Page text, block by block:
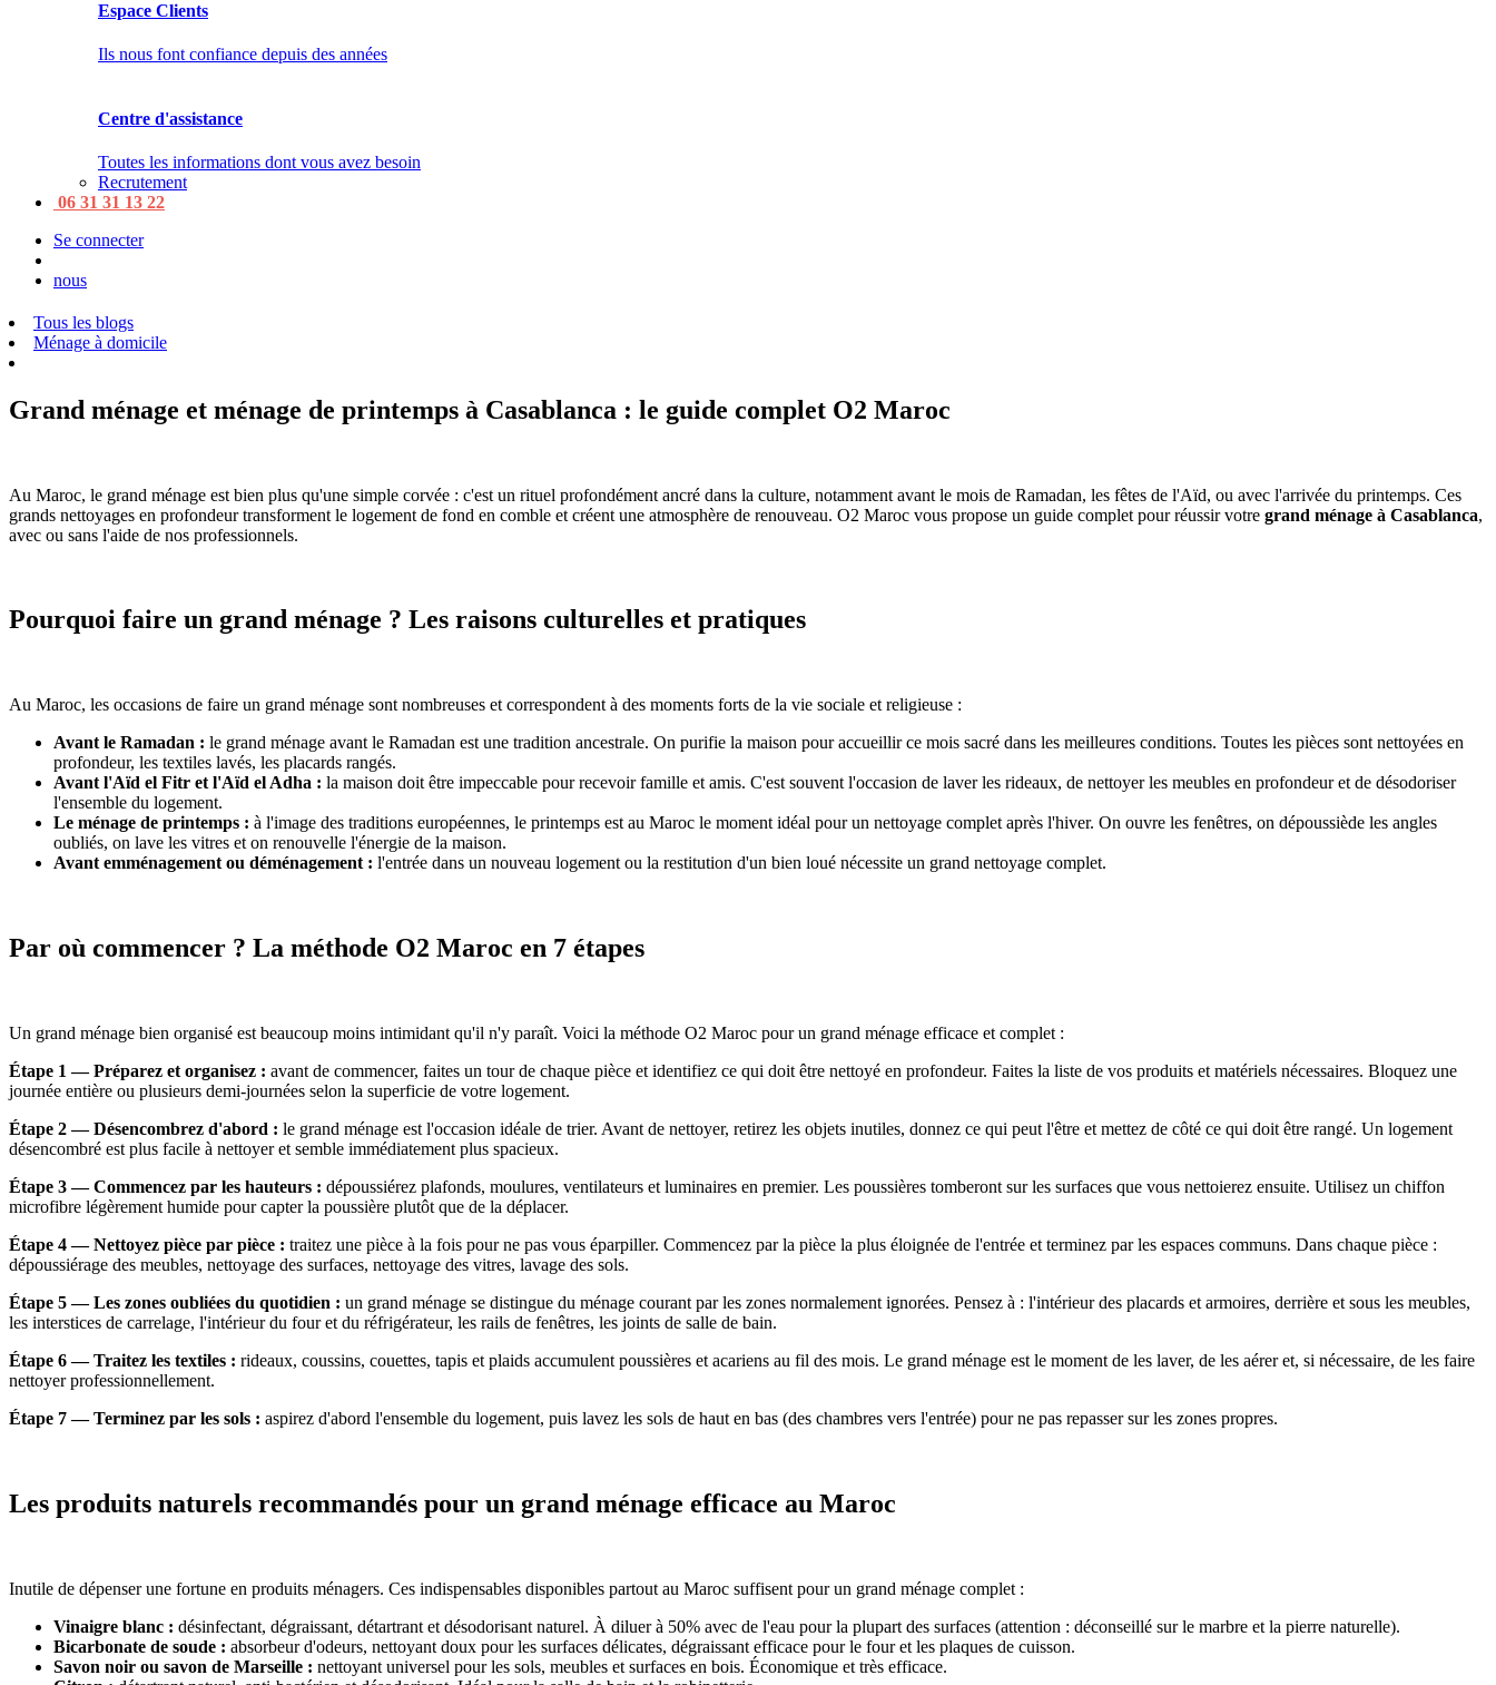
Espace Clients
Ils nous font confiance depuis des années
Centre d'assistance
Toutes les informations dont vous avez besoin
Recrutement
06 31 31 13 22
Se connecter
nous
Tous les blogs
Ménage à domicile
Grand ménage et ménage de printemps à Casablanca : le guide complet O2 Maroc
Au Maroc, le grand ménage est bien plus qu'une simple corvée : c'est un rituel profondément ancré dans la culture, notamment avant le mois de Ramadan, les fêtes de l'Aïd, ou avec l'arrivée du printemps. Ces
grands nettoyages en profondeur transforment le logement de fond en comble et créent une atmosphère de renouveau. O2 Maroc vous propose un guide complet pour réussir votre grand ménage à Casablanca,
avec ou sans l'aide de nos professionnels.
Pourquoi faire un grand ménage ? Les raisons culturelles et pratiques
Au Maroc, les occasions de faire un grand ménage sont nombreuses et correspondent à des moments forts de la vie sociale et religieuse :
Avant le Ramadan : le grand ménage avant le Ramadan est une tradition ancestrale. On purifie la maison pour accueillir ce mois sacré dans les meilleures conditions. Toutes les pièces sont nettoyées en
profondeur, les textiles lavés, les placards rangés.
Avant l'Aïd el Fitr et l'Aïd el Adha : la maison doit être impeccable pour recevoir famille et amis. C'est souvent l'occasion de laver les rideaux, de nettoyer les meubles en profondeur et de désodoriser
l'ensemble du logement.
Le ménage de printemps : à l'image des traditions européennes, le printemps est au Maroc le moment idéal pour un nettoyage complet après l'hiver. On ouvre les fenêtres, on dépoussiède les angles
oubliés, on lave les vitres et on renouvelle l'énergie de la maison.
Avant emménagement ou déménagement : l'entrée dans un nouveau logement ou la restitution d'un bien loué nécessite un grand nettoyage complet.
Par où commencer ? La méthode O2 Maroc en 7 étapes
Un grand ménage bien organisé est beaucoup moins intimidant qu'il n'y paraît. Voici la méthode O2 Maroc pour un grand ménage efficace et complet :
Étape 1 — Préparez et organisez : avant de commencer, faites un tour de chaque pièce et identifiez ce qui doit être nettoyé en profondeur. Faites la liste de vos produits et matériels nécessaires. Bloquez une
journée entière ou plusieurs demi-journées selon la superficie de votre logement.
Étape 2 — Désencombrez d'abord : le grand ménage est l'occasion idéale de trier. Avant de nettoyer, retirez les objets inutiles, donnez ce qui peut l'être et mettez de côté ce qui doit être rangé. Un logement
désencombré est plus facile à nettoyer et semble immédiatement plus spacieux.
Étape 3 — Commencez par les hauteurs : dépoussiérez plafonds, moulures, ventilateurs et luminaires en premier. Les poussières tomberont sur les surfaces que vous nettoierez ensuite. Utilisez un chiffon
microfibre légèrement humide pour capter la poussière plutôt que de la déplacer.
Étape 4 — Nettoyez pièce par pièce : traitez une pièce à la fois pour ne pas vous éparpiller. Commencez par la pièce la plus éloignée de l'entrée et terminez par les espaces communs. Dans chaque pièce :
dépoussiérage des meubles, nettoyage des surfaces, nettoyage des vitres, lavage des sols.
Étape 5 — Les zones oubliées du quotidien : un grand ménage se distingue du ménage courant par les zones normalement ignorées. Pensez à : l'intérieur des placards et armoires, derrière et sous les meubles,
les interstices de carrelage, l'intérieur du four et du réfrigérateur, les rails de fenêtres, les joints de salle de bain.
Étape 6 — Traitez les textiles : rideaux, coussins, couettes, tapis et plaids accumulent poussières et acariens au fil des mois. Le grand ménage est le moment de les laver, de les aérer et, si nécessaire, de les faire
nettoyer professionnellement.
Étape 7 — Terminez par les sols : aspirez d'abord l'ensemble du logement, puis lavez les sols de haut en bas (des chambres vers l'entrée) pour ne pas repasser sur les zones propres.
Les produits naturels recommandés pour un grand ménage efficace au Maroc
Inutile de dépenser une fortune en produits ménagers. Ces indispensables disponibles partout au Maroc suffisent pour un grand ménage complet :
Vinaigre blanc : désinfectant, dégraissant, détartrant et désodorisant naturel. À diluer à 50% avec de l'eau pour la plupart des surfaces (attention : déconseillé sur le marbre et la pierre naturelle).
Bicarbonate de soude : absorbeur d'odeurs, nettoyant doux pour les surfaces délicates, dégraissant efficace pour le four et les plaques de cuisson.
Savon noir ou savon de Marseille : nettoyant universel pour les sols, meubles et surfaces en bois. Économique et très efficace.